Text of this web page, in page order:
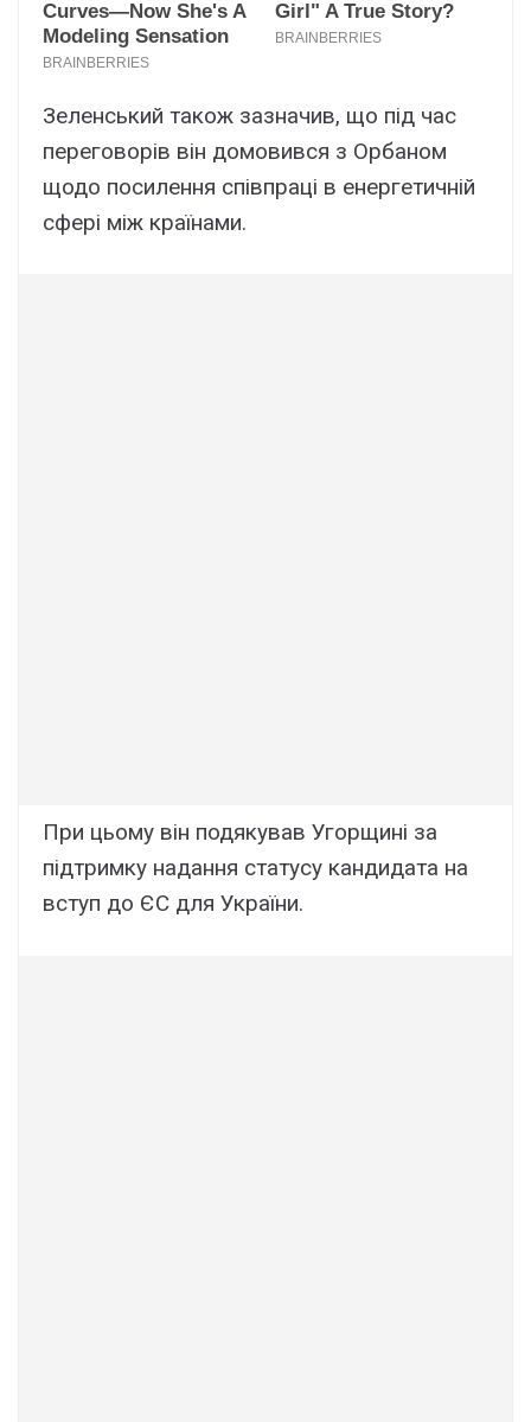
Зеленський також зазначив, що під час
переговорів він домовився з Орбаном
щодо посилення співпраці в енергетичній
сфері між країнами.
При цьому він подякував Угорщині за
підтримку надання статусу кандидата на
вступ до ЄС для України.